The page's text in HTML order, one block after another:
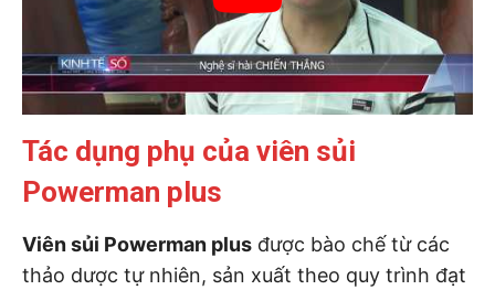
Tác dụng phụ của viên sủi
Powerman plus
Viên sủi Powerman plus được bào chế từ các
thảo dược tự nhiên, sản xuất theo quy trình đạt